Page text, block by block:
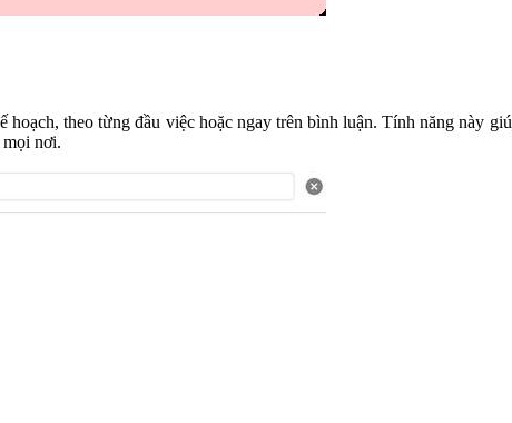
theo từng đầu việc hoặc ngay trên bình luận. Tính năng này
nơi.